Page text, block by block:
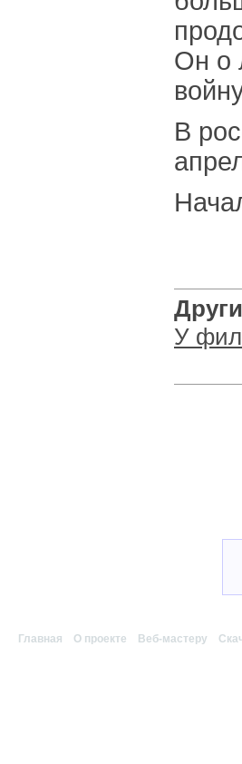
Он о
В
У
Главная О проекте Веб-мастеру